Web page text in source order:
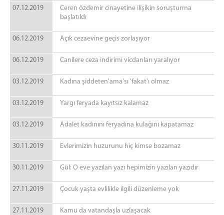
07.12.2019
Ceren özdemir cinayetine ilişikin soruşturma
başlatıldı
06.12.2019 Açık cezaevine geçis zorlaşıyor
06.12.2019 Canilere ceza indirimi vicdanları yaralıyor
03.12.2019 Kadına şiddeten'ama'sı 'fakat'ı olmaz
03.12.2019 Yargı feryada kayıtsız kalamaz
03.12.2019 Adalet kadınını feryadına kulağını kapatamaz
30.11.2019 Evlerimizin huzurunu hiç kimse bozamaz
30.11.2019 Gül: O eve yazılan yazı hepimizin yazılan yazıdır
27.11.2019 Çocuk yaşta evlilikle ilgili düzenleme yok
27.11.2019 Kamu da vatandaşla uzlaşacak